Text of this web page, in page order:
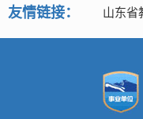
友情链接： 山东省